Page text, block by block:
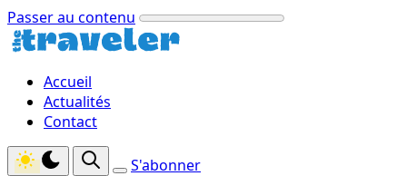
Passer au contenu
Accueil
Actualités
Contact
S'abonner